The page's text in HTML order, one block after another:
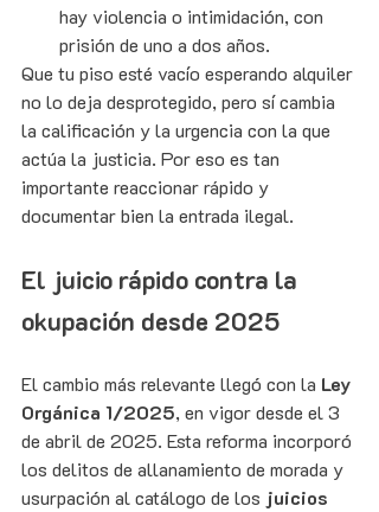
hay violencia o intimidación, con
prisión de uno a dos años.
Que tu piso esté vacío esperando alquiler
no lo deja desprotegido, pero sí cambia
la calificación y la urgencia con la que
actúa la justicia. Por eso es tan
importante reaccionar rápido y
documentar bien la entrada ilegal.
El juicio rápido contra la
okupación desde 2025
El cambio más relevante llegó con la Ley
Orgánica 1/2025, en vigor desde el 3
de abril de 2025. Esta reforma incorporó
los delitos de allanamiento de morada y
usurpación al catálogo de los juicios